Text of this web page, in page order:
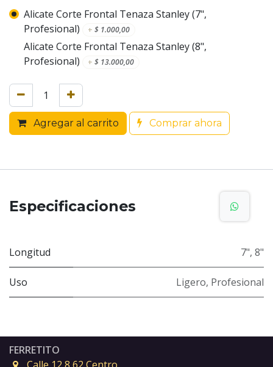
Alicate Corte Frontal Tenaza Stanley (7",
Profesional)
+ $ 1.000,00
Alicate Corte Frontal Tenaza Stanley (8",
Profesional)
+ $ 13.000,00
Agregar al carrito Comprar ahora
Especificaciones
Longitud 7", 8"
Uso Ligero, Profesional
FERRETITO